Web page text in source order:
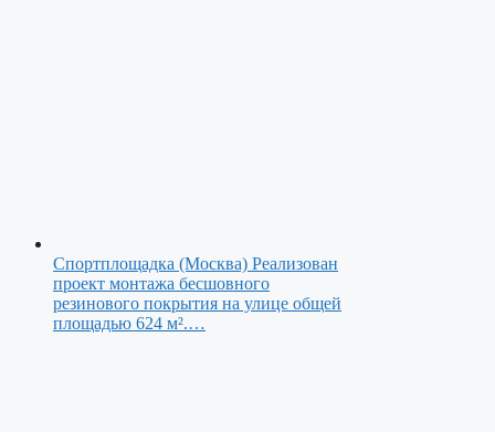
Спортплощадка (Москва) Реализован
проект монтажа бесшовного
резинового покрытия на улице общей
площадью 624 м².…